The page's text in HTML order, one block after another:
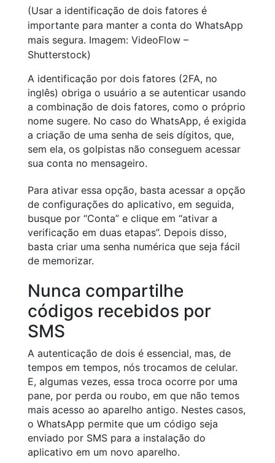
(Usar a identificação de dois fatores é
importante para manter a conta do WhatsApp
mais segura. Imagem: VideoFlow –
Shutterstock)
A identificação por dois fatores (2FA, no
inglês) obriga o usuário a se autenticar usando
a combinação de dois fatores, como o próprio
nome sugere. No caso do WhatsApp, é exigida
a criação de uma senha de seis dígitos, que,
sem ela, os golpistas não conseguem acessar
sua conta no mensageiro.
Para ativar essa opção, basta acessar a opção
de configurações do aplicativo, em seguida,
busque por “Conta” e clique em “ativar a
verificação em duas etapas”. Depois disso,
basta criar uma senha numérica que seja fácil
de memorizar.
Nunca compartilhe
códigos recebidos por
SMS
A autenticação de dois é essencial, mas, de
tempos em tempos, nós trocamos de celular.
E, algumas vezes, essa troca ocorre por uma
pane, por perda ou roubo, em que não temos
mais acesso ao aparelho antigo. Nestes casos,
o WhatsApp permite que um código seja
enviado por SMS para a instalação do
aplicativo em um novo aparelho.